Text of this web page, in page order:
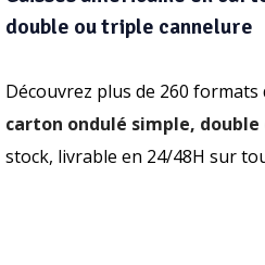
double ou triple cannelure
Découvrez plus de 260 formats
carton ondulé simple,
stock, livrable en 24/48H sur